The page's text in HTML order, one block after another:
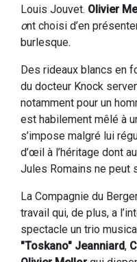
Louis Jouvet. Olivier
ont choisi d’en
burlesque.
Des rideaux blancs en
du docteur Knock
notamment pour un
est habilement mêlé à
s’impose malgré lui
d’œil à l’héritage dont
Jules Romains ne peut
La Compagnie du
travail qui, de plus, a
spectacle un trio
"Toskano" Jeanniard,